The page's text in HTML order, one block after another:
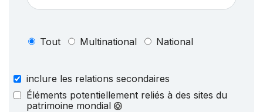
Tout Multinational National
inclure les relations secondaires
Éléments potentiellement reliés à des sites du
patrimoine mondial